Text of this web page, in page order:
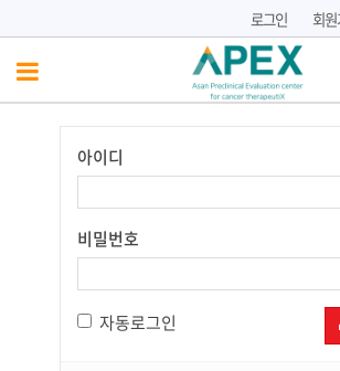
로그인 회
Have
Nice
Day!
아이디
비밀번호
자동로그인